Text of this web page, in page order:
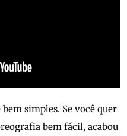
simples. Se você quer
bem fácil, acabou